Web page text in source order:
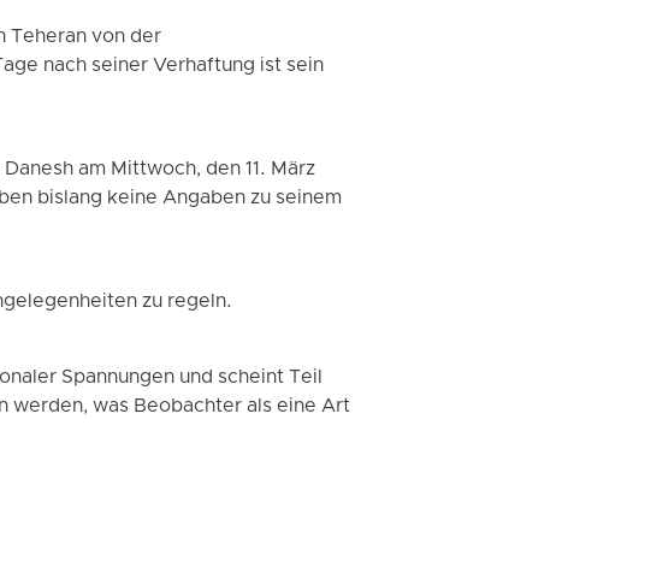
Teheran von der
nach seiner Verhaftung ist sein
am Mittwoch, den 11. März
bislang keine Angaben zu seinem
zu regeln.
Spannungen und scheint Teil
werden, was Beobachter als eine Art